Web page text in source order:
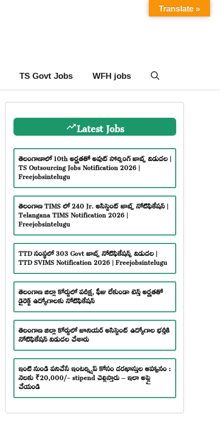
TS Govt Jobs WFH jobs
Latest Jobs
తెలంగాణాలో 10th అర్హతతో అవుట్ సోర్సింగ్ జాబ్స్ విడుదల |
TS Outsourcing Jobs Notification 2026 |
Freejobsintelugu
తెలంగాణ TIMS లో 240 Jr. అసిస్టెంట్ జాబ్స్ నోటిఫికేషన్ |
Telangana TIMS Notification 2026 |
Freejobsintelugu
TTD సంస్థలో 303 Govt జాబ్స్ నోటిఫికేషన్స్ విడుదల |
TTD SVIMS Notification 2026 | Freejobsintelugu
తెలంగాణ జిల్లా కోర్టులో పరీక్ష, ఫీజు లేకుండా టెన్త్ అర్హతతో
డైరెక్ట్ ఉద్యోగాలకు నోటిఫికేషన్
తెలంగాణ జిల్లా కోర్టులో జూనియర్ అసిస్టెంట్ ఉద్యోగాల భర్తీకి
నోటిఫికేషన్ విడుదల చేశారు
ఇంటి నుండి పనిచేసే ఇంటర్న్షిప్ కోసం దరఖాస్తుల ఆహ్వానం :
నెలకు ₹20,000/- stipend చెల్లిస్తారు – ఇలా అప్లై
చేయండి
Translate »